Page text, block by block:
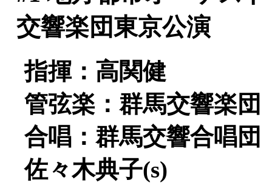
交響楽団東京公演
指揮：高関健
管弦楽：群馬交響楽団
合唱：群馬交響合唱団
佐々木典子(s)